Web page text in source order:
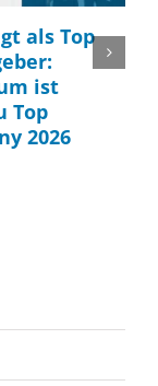
als Top
ist
Top
2026